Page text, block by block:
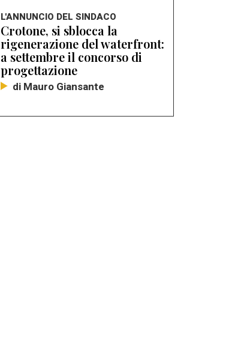
L'ANNUNCIO DEL SINDACO
Crotone, si sblocca la
rigenerazione del waterfront:
a settembre il concorso di
progettazione
di Mauro Giansante